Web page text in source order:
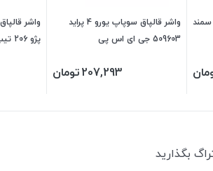
سوپاپ پژو 405 و سمند
واشر قالپاق سوپاپ یورو 4 پراید
509603 جی ای اس پی
207,293تومان
واشر
بگذارید